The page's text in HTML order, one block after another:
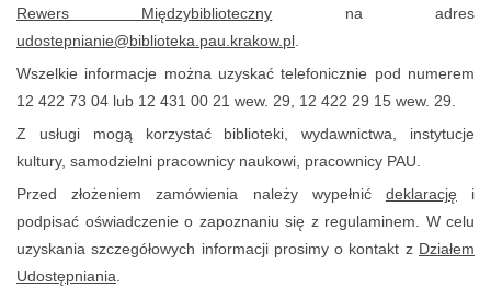
Rewers Międzybiblioteczny na adres
udostepnianie@biblioteka.pau.krakow.pl.
Wszelkie informacje można uzyskać telefonicznie pod numerem
12 422 73 04 lub 12 431 00 21 wew. 29, 12 422 29 15 wew. 29.
Z usługi mogą korzystać biblioteki, wydawnictwa, instytucje
kultury, samodzielni pracownicy naukowi, pracownicy PAU.
Przed złożeniem zamówienia należy wypełnić deklarację i
podpisać oświadczenie o zapoznaniu się z regulaminem. W celu
uzyskania szczegółowych informacji prosimy o kontakt z Działem
Udostępniania.